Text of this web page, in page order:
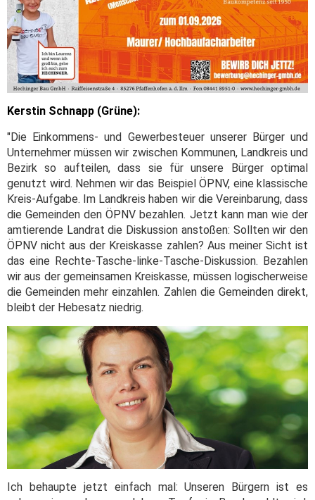
Kerstin Schnapp (Grüne):
"Die Einkommens- und Gewerbesteuer unserer Bürger und
Unternehmer müssen wir zwischen Kommunen, Landkreis und
Bezirk so aufteilen, dass sie für unsere Bürger optimal
genutzt wird. Nehmen wir das Beispiel ÖPNV, eine klassische
Kreis-Aufgabe. Im Landkreis haben wir die Vereinbarung, dass
die Gemeinden den ÖPNV bezahlen. Jetzt kann man wie der
amtierende Landrat die Diskussion anstoßen: Sollten wir den
ÖPNV nicht aus der Kreiskasse zahlen? Aus meiner Sicht ist
das eine Rechte-Tasche-linke-Tasche-Diskussion. Bezahlen
wir aus der gemeinsamen Kreiskasse, müssen logischerweise
die Gemeinden mehr einzahlen. Zahlen die Gemeinden direkt,
bleibt der Hebesatz niedrig.
Ich behaupte jetzt einfach mal: Unseren Bürgern ist es